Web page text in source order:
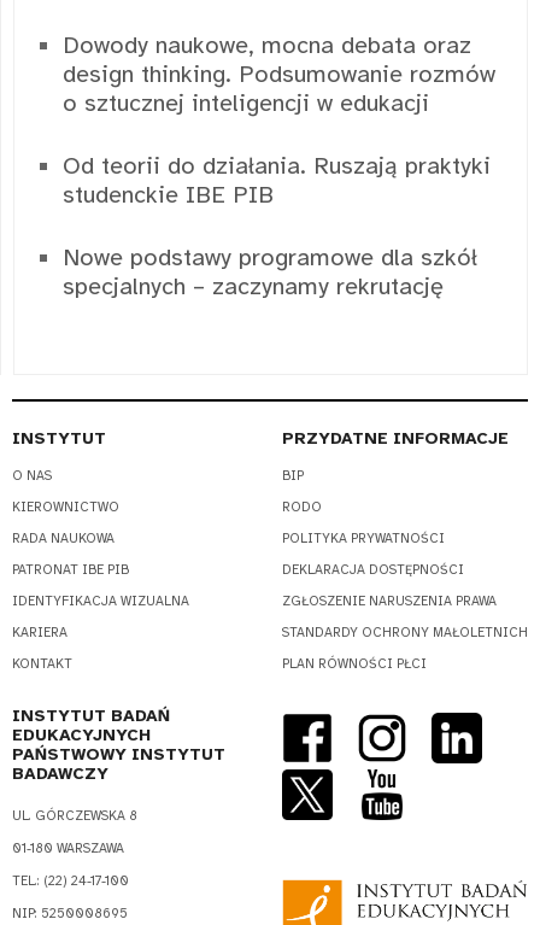
Dowody naukowe, mocna debata oraz
design thinking. Podsumowanie rozmów
o sztucznej inteligencji w edukacji
Od teorii do działania. Ruszają praktyki
studenckie IBE PIB
Nowe podstawy programowe dla szkół
specjalnych – zaczynamy rekrutację
INSTYTUT
O NAS
KIEROWNICTWO
RADA NAUKOWA
PATRONAT IBE PIB
IDENTYFIKACJA WIZUALNA
KARIERA
KONTAKT
PRZYDATNE INFORMACJE
BIP
RODO
POLITYKA PRYWATNOŚCI
DEKLARACJA DOSTĘPNOŚCI
ZGŁOSZENIE NARUSZENIA PRAWA
STANDARDY OCHRONY MAŁOLETNICH
PLAN RÓWNOŚCI PŁCI
INSTYTUT BADAŃ
EDUKACYJNYCH
PAŃSTWOWY INSTYTUT
BADAWCZY
UL. GÓRCZEWSKA 8
01-180 WARSZAWA
TEL.: (22) 24-17-100
NIP: 5250008695